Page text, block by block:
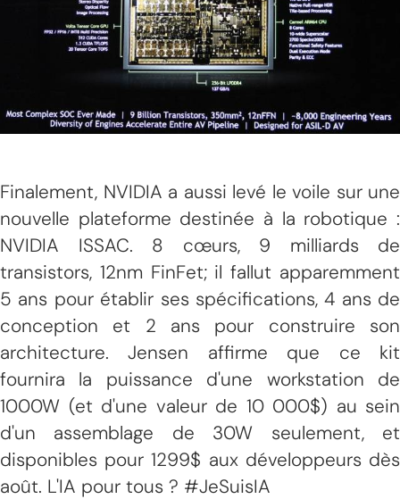
Finalement, NVIDIA a aussi levé le voile sur une
nouvelle plateforme destinée à la robotique :
NVIDIA ISSAC. 8 cœurs, 9 milliards de
transistors, 12nm FinFet; il fallut apparemment
5 ans pour établir ses spécifications, 4 ans de
conception et 2 ans pour construire son
architecture. Jensen affirme que ce kit
fournira la puissance d'une workstation de
1000W (et d'une valeur de 10 000$) au sein
d'un assemblage de 30W seulement, et
disponibles pour 1299$ aux développeurs dès
août. L'IA pour tous ? #JeSuisIA